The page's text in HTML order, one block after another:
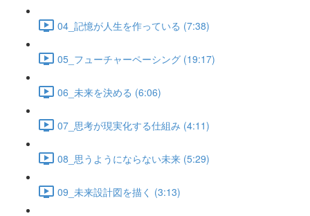
04_記憶が人生を作っている (7:38)
05_フューチャーペーシング (19:17)
06_未来を決める (6:06)
07_思考が現実化する仕組み (4:11)
08_思うようにならない未来 (5:29)
09_未来設計図を描く (3:13)